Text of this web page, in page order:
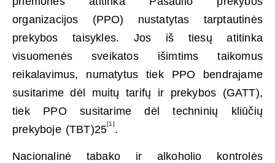
organizacijos (PPO) nustatytas tarptautinės
prekybos taisykles. Jos iš tiesų atitinka
visuomenės sveikatos išimtims taikomus
reikalavimus, numatytus tiek PPO bendrajame
susitarime dėl muitų tarifų ir prekybos (GATT),
tiek PPO susitarime dėl techninių kliūčių
prekyboje (TBT)25[1].
Nacionalinė tabako ir alkoholio kontrolės